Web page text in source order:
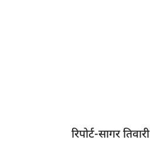
रिपोर्ट-सागर तिवारी